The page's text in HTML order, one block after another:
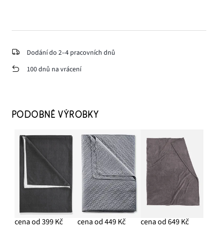
Dodání do 2–4 pracovních dnů
100 dnů na vrácení
PODOBNÉ VÝROBKY
cena od 399 Kč cena od 449 Kč cena od 649 Kč